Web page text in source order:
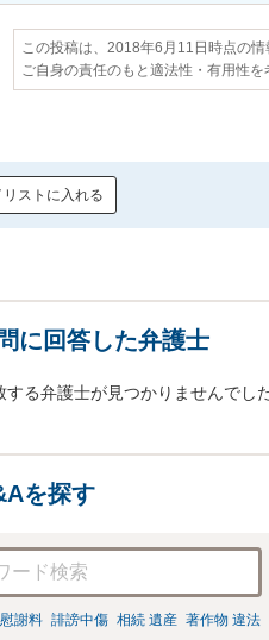
この投稿は、2018年6月11日時点の情
ご自身の責任のもと適法性・有用性
リストに入れる
に回答した弁護士
する弁護士が見つかりませんでし
を探す
謝料 誹謗中傷 相続 遺産 著作物 違法